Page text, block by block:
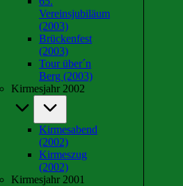
Vereinsjubiläum
(2003)
Brückenfest
(2003)
Tour über´n
Berg (2003)
Kirmesjahr 2002
Kirmesabend
(2002)
Kirmeszug
(2002)
Kirmesjahr 2001